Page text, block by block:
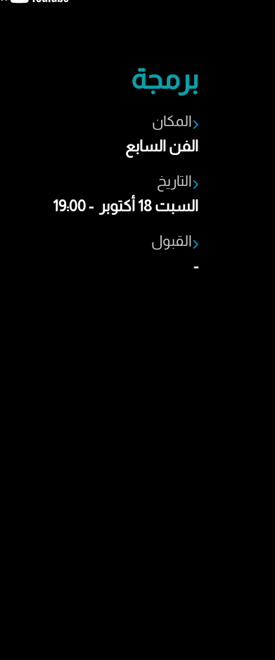
برمجة
المكان
الفن السابع
التاريخ
السبت 18 أكتوبر - 19:00
القبول
-